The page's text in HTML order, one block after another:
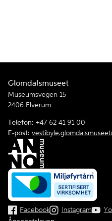
Glomdalsmuseet
Museumsvegen 15
2406 Elverum
Telefon: +47 62 41 91 00
E-post:
Facebook Instagram